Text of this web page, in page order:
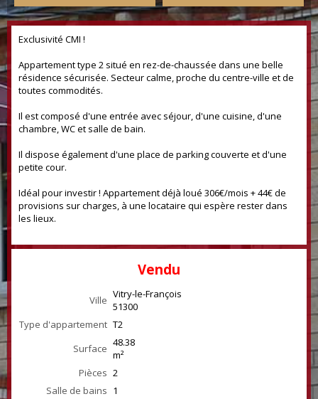
Exclusivité CMI !
Appartement type 2 situé en rez-de-chaussée dans une belle
résidence sécurisée. Secteur calme, proche du centre-ville et de
toutes commodités.
Il est composé d'une entrée avec séjour, d'une cuisine, d'une
chambre, WC et salle de bain.
Il dispose également d'une place de parking couverte et d'une
petite cour.
Idéal pour investir ! Appartement déjà loué 306€/mois + 44€ de
provisions sur charges, à une locataire qui espère rester dans
les lieux.
Vendu
Ville Vitry-le-François
51300
Type d'appartement T2
Surface 48.38
m²
Pièces 2
Salle de bains 1